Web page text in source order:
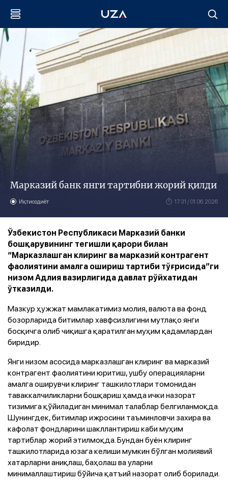
Марказий банк янги тартибни жорий қилди
Иқтисодиёт 17:31 / 01.06.2026
Ўзбекистон Республикаси Марказий банки
бошқарувининг тегишли қарори билан
“Марказлашган клиринг ва марказий контрагент
фаолиятини амалга ошириш тартиби тўғрисида”ги
низом Адлия вазирлигида давлат рўйхатидан
ўтказилди.
Мазкур ҳужжат мамлакатимиз молия, валюта ва фонд
бозорларида битимлар хавфсизлигини мутлақо янги
босқичга олиб чиқишга қаратилган муҳим қадамлардан
биридир.
Янги низом асосида марказлашган клиринг ва марказий
контрагент фаолиятини юритиш, ушбу операцияларни
амалга оширувчи клиринг ташкилотлари томонидан
таваккалчиликларни бошқариш ҳамда ички назорат
тизимига қўйиладиган минимал талаблар белгиланмоқда.
Шунингдек, битимлар ижросини таъминловчи захира ва
кафолат фондларини шакллантириш каби муҳим
тартиблар жорий этилмоқда. Бундан буён клиринг
ташкилотларида юзага келиши мумкин бўлган молиявий
хатарларни аниқлаш, баҳолаш ва уларни
минималлаштириш бўйича қатъий назорат олиб борилади.